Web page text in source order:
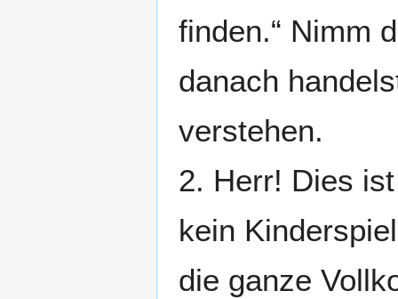
finden.“ Nimm
danach
verstehen.
2. Herr! Dies
kein
die ganze